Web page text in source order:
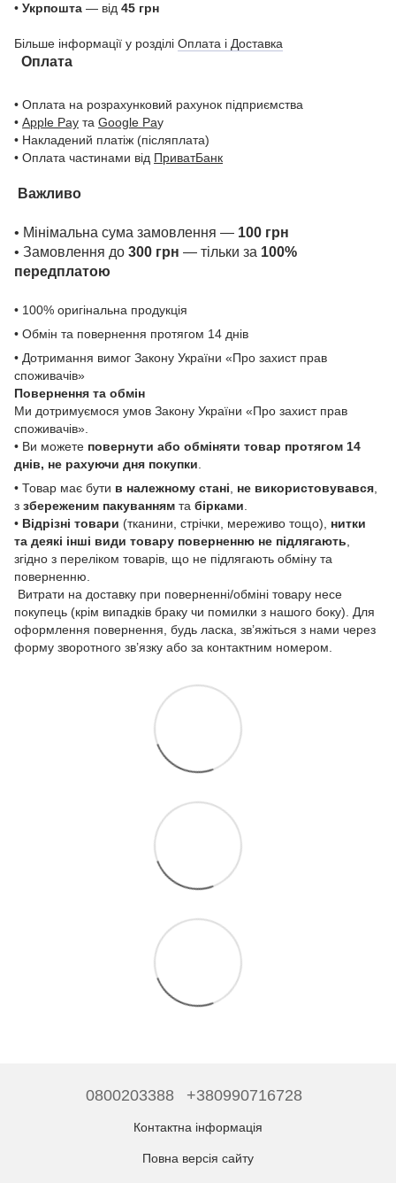
• Укрпошта — від 45 грн
Більше інформації у розділі Оплата і Доставка
Оплата
• Оплата на розрахунковий рахунок підприємства
• Apple Pay та Google Pay
• Накладений платіж (післяплата)
• Оплата частинами від ПриватБанк
Важливо
• Мінімальна сума замовлення — 100 грн
• Замовлення до 300 грн — тільки за 100%
передплатою
• 100% оригінальна продукція
• Обмін та повернення протягом 14 днів
• Дотримання вимог Закону України «Про захист прав
споживачів»
Повернення та обмін
Ми дотримуємося умов Закону України «Про захист прав
споживачів».
• Ви можете повернути або обміняти товар протягом 14
днів, не рахуючи дня покупки
• Товар має бути в належному стані не використовувався
з збереженим пакуванням та бірками
• Відрізні товари (тканини, стрічки, мереживо тощо), нитки
та деякі інші види товару поверненню не підлягають
згідно з переліком товарів, що не підлягають обміну та
поверненню.
Витрати на доставку при поверненні/обміні товару несе
покупець (крім випадків браку чи помилки з нашого боку). Для
оформлення повернення, будь ласка, зв’яжіться з нами через
форму зворотного зв’язку або за контактним номером.
0800203388 +380990716728
Контактна інформація
Повна версія сайту